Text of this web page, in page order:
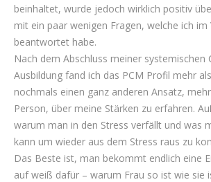
beinhaltet, wurde jedoch wirklich positiv
mit ein paar wenigen Fragen, welche ich im
beantwortet habe.
Nach dem Abschluss meiner systemischen
Ausbildung fand ich das PCM Profil mehr
nochmals einen ganz anderen Ansatz,
Person, über meine Stärken zu erfahren.
warum man in den Stress verfällt und was
kann um wieder aus dem Stress raus zu
Das Beste ist, man bekommt endlich eine
auf weiß dafür – warum Frau so ist wie sie